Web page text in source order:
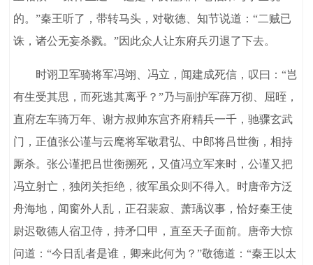
的。”秦王听了，带转马头，对敬德、知节说道：“二贼已
诛，诸公无妄杀戮。”因此众人让东府兵刃退了下去。
时诩卫军骑将军冯翊、冯立，闻建成死信，叹曰：“岂
有生受其思，而死逃其离乎？”乃与副护军薛万彻、屈晊，
直府左车骑万年、谢方叔帅东宫齐府精兵一千，驰骤玄武
门，正值张公谨与云麾将军敬君弘、中郎将吕世衡，相持
厮杀。张公谨把吕世衡搠死，又值冯立军来时，公谨又把
冯立射亡，独闭关拒绝，彼军虽众则不得入。时唐帝方泛
舟海地，闻窗外人乱，正召裴寂、萧瑀议事，恰好秦王使
尉迟敬德人宿卫侍，持矛囗甲，直至天子面前。唐帝大惊
问道：“今日乱者是谁，卿来此何为？”敬德道：“秦王以太